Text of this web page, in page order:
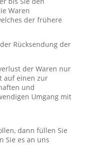
Waren
der frühere
Rücksendung der
der Waren nur
auf einen zur
und
Umgang mit
dann füllen Sie
Sie es an uns